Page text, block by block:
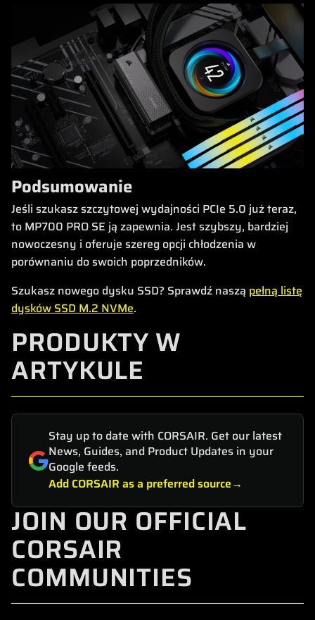
Podsumowanie
Jeśli szukasz szczytowej wydajności PCIe 5.0 już teraz,
to MP700 PRO SE ją zapewnia. Jest szybszy, bardziej
nowoczesny i oferuje szereg opcji chłodzenia w
porównaniu do swoich poprzedników.
Szukasz nowego dysku SSD? Sprawdź naszą pełną listę
dysków SSD M.2 NVMe.
PRODUKTY W
ARTYKULE
Stay up to date with CORSAIR. Get our latest
News, Guides, and Product Updates in your
Google feeds.
Add CORSAIR as a preferred source
JOIN OUR OFFICIAL
CORSAIR
COMMUNITIES